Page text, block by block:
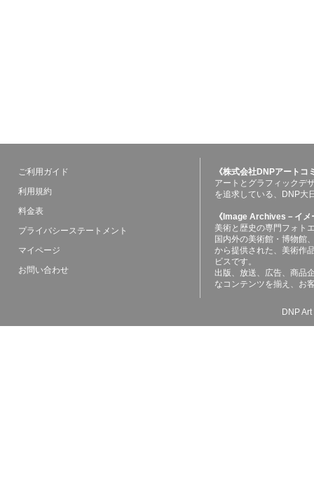
ご利用ガイド
利用規約
料金表
プライバシーステートメント
マイページ
お問い合わせ
《株式会社DNPアート
アートとグラフィックデ
を追求している、DNP大
《Image Archives－イ
美術と歴史の専門フォト
国内外の美術館・博物館
から提供された、美術作
ビスです。
出版、放送、広告、商品
なコンテンツを揃え、お
DNP